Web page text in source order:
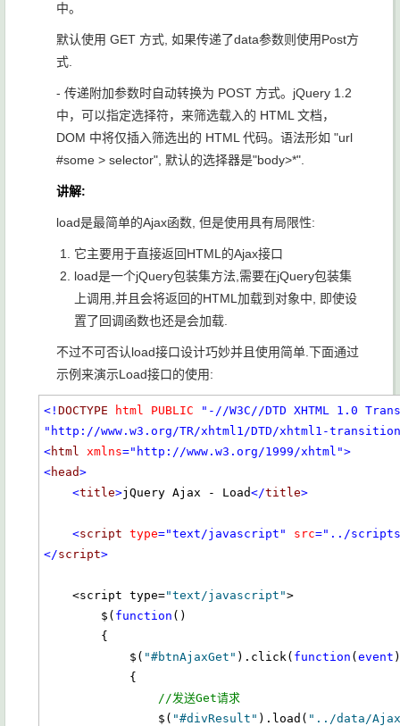
中。
默认使用 GET 方式, 如果传递了data参数则使用Post方
式.
- 传递附加参数时自动转换为 POST 方式。jQuery 1.2
中，可以指定选择符，来筛选载入的 HTML 文档，
DOM 中将仅插入筛选出的 HTML 代码。语法形如 "url
#some > selector", 默认的选择器是"body>*".
讲解:
load是最简单的Ajax函数, 但是使用具有局限性:
它主要用于直接返回HTML的Ajax接口
load是一个jQuery包装集方法,需要在jQuery包装集
上调用,并且会将返回的HTML加载到对象中, 即使设
置了回调函数也还是会加载.
不过不可否认load接口设计巧妙并且使用简单.下面通过
示例来演示Load接口的使用:
<! DOCTYPE html PUBLIC
"-//W3C//DTD XHTML 1.0
"http://www.w3.org/TR/xhtml1/DTD/xhtml1-
<html xmlns="http://www.w3.org/1999/xhtml">
<head>
<title>jQuery Ajax - Load</title>
<script type="text/javascript" src="../
</script>
    <script type=
"text/javascript">
        $(
function ()
            $(
"#btnAjaxGet" ).click( function ( event )
//发送Get请求
                $(
"#divResult" ).load( "../data/